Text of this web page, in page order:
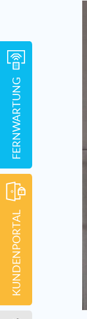
KUNDENPORTAL
FERNWARTUNG